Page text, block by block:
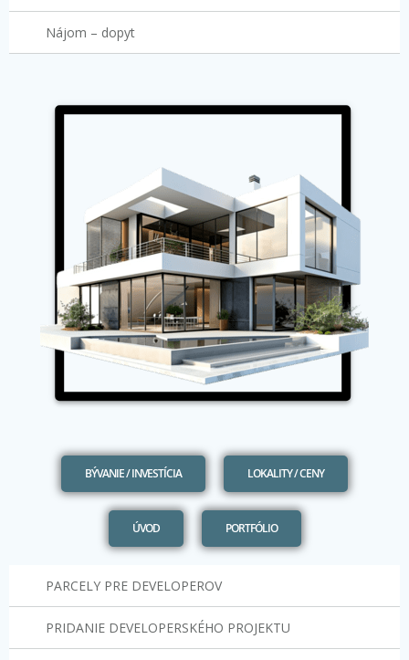
Nájom – dopyt
BÝVANIE / INVESTÍCIA LOKALITY / CENY
ÚVOD PORTFÓLIO
PARCELY PRE DEVELOPEROV
PRIDANIE DEVELOPERSKÉHO PROJEKTU